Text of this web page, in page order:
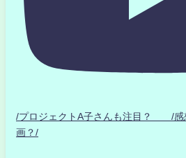
/プロジェクトA子さんも注目？ /感
画？/